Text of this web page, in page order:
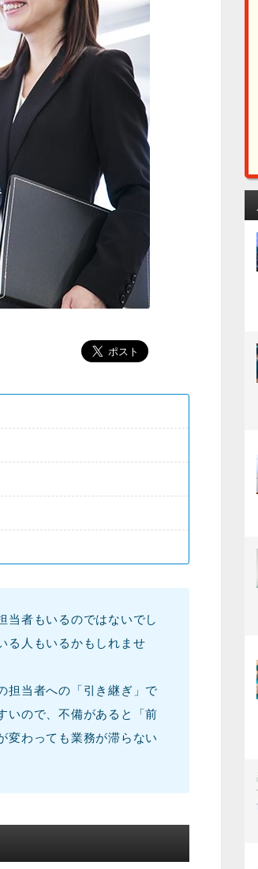
当者もいるのではないでし
る人もいるかもしれませ
担当者への「引き継ぎ」で
いので、不備があると「前
わっても業務が滞らない